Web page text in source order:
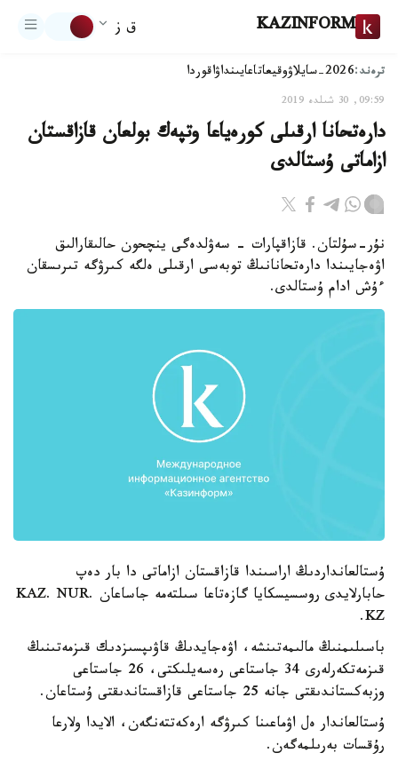
KAZINFORM ق ز
ترەند:2026-سايلاۋ وقيعاتاعايىنداۋاقوردا
09:59, 30 شىلدە 2019
دارەتحانا ارقىلى كورەياعا وتپەك بولعان قازاقستان
ازاماتى ۇستالدى
نۇر-سۇلتان. قازاقپارات - سەۋلدەگى ينچحون حالىقارالىق
اۋەجايىندا دارەتحانانىڭ توبەسى ارقىلى ەلگە كىرۋگە تىرىسقان
ءۇش ادام ۇستالدى.
ۇستالعانداردىڭ اراسىندا قازاقستان ازاماتى دا بار دەپ
حابارلايدى روسسيسكايا گازەتاعا سىلتەمە جاساعان KAZ. NUR.
KZ.
باسىلىمنىڭ مالىمەتىنشە، اۋەجايدىڭ قاۋىپسىزدىك قىزمەتىنىڭ
قىزمەتكەرلەرى 34 جاستاعى رەسەيلىكتى، 26 جاستاعى
وزبەكستاندىقتى جانە 25 جاستاعى قازاقستاندىقتى ۇستاعان.
ۇستالعاندار ەل اۋماعىنا كىرۋگە ارەكەتتەنگەن، الايدا ولارعا
رۇقسات بەرىلمەگەن.